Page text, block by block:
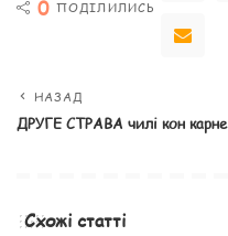
0 ПОДІЛИЛИСЬ
НАЗАД
ДРУГЕ СТРАВА чилі кон карне
Схожі статті